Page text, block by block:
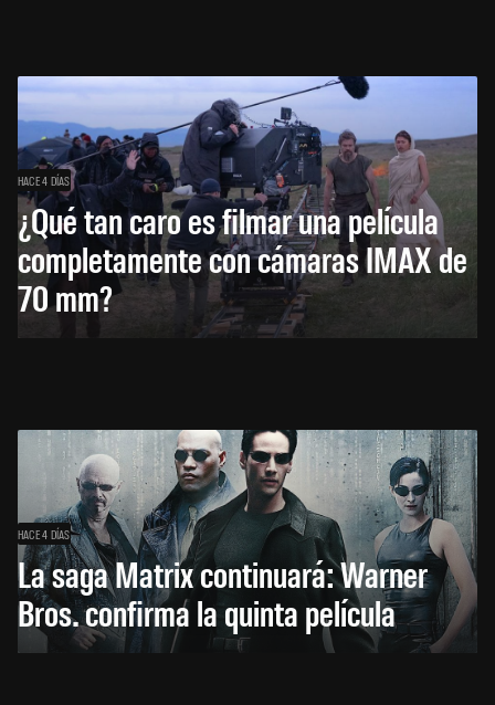
HACE 4 DÍAS
¿Qué tan caro es filmar una película
completamente con cámaras IMAX de
70 mm?
HACE 4 DÍAS
La saga Matrix continuará: Warner
Bros. confirma la quinta película